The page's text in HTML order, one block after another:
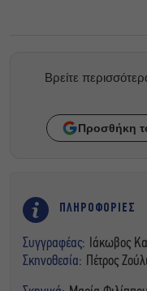
Βρείτε
Προσθήκη
ΠΛΗΡΟΦΟΡΙΕΣ
Συγγραφέας: Ιάκωβος
Σκηνοθεσία: Πέτρος